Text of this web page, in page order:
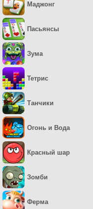
Маджонг
Пасьянсы
Зума
Тетрис
Танчики
Огонь и Вода
Красный шар
Зомби
Ферма